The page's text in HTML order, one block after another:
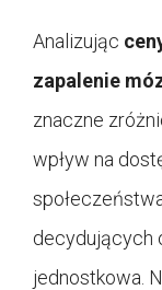
Analizując
zapalenie
znaczne
wpływ na
decydujących
jednostkowa.